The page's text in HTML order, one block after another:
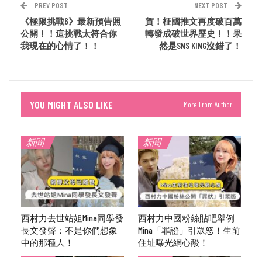
PREV POST
《極限挑戰6》最新預告照
公開！！這挑戰太符合你
我現在的心情了！！
NEXT POST
賀！柾國推文再度破百萬
轉發成破世界歷史！！果
然是SNS KING沒錯了！
YOU MIGHT ALSO LIKE More From Author
新聞
西村力去世站姐Mina同學發
長文發聲：不是你們想象
中的那種人！
新聞
西村力中國粉絲貼吧舉例
Mina「罪證」引眾怒！生前
住址曝光網心酸！